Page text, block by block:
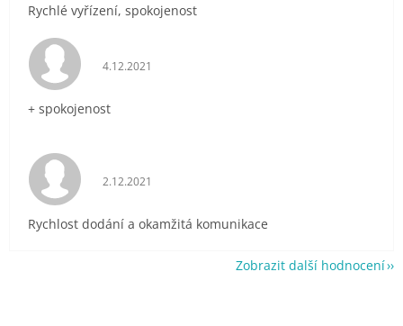
Rychlé vyřízení, spokojenost
Hodnocení obchodu je 5 z 5 hvězdiček.
4.12.2021
+ spokojenost
Hodnocení obchodu je 5 z 5 hvězdiček.
2.12.2021
Rychlost dodání a okamžitá komunikace
Zobrazit další hodnocení